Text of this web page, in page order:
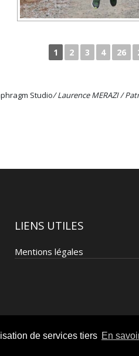
de services tiers En
1 2 3 4 26
Studio/ Laurence MERAZI /
LIENS UTILES
Mentions légales